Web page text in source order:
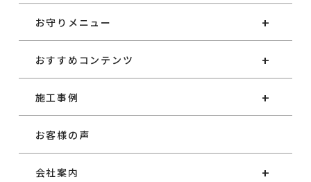
お守りメニュー
おすすめコンテンツ
施工事例
お客様の声
会社案内